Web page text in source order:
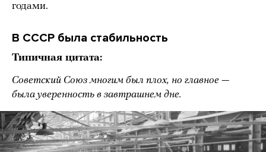
годами.
В СССР была стабильность
Типичная цитата:
Советский Союз многим был плох, но главное —
была уверенность в завтрашнем дне.